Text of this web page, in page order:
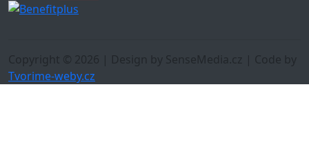
Copyright © 2026 | Design by SenseMedia.cz | Code by
Tvorime-weby.cz